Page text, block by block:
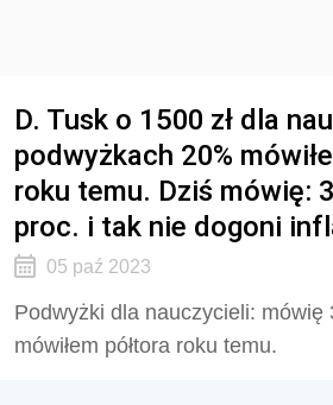
D. Tusk o 1500 zł dla
podwyżkach 20%
roku temu. Dziś mówię:
proc. i tak nie dogoni
05 paź 2023
Podwyżki dla nauczycieli: mówię
mówiłem półtora roku temu.